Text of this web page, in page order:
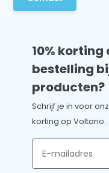
10% korting
bestelling
producten?
Schrijf je in voor
korting op Voltano.
Email